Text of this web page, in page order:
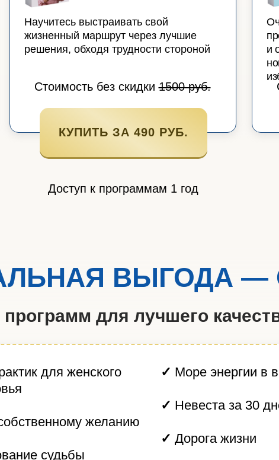
и
Научитесь выстраивать свой
жизненный маршрут через лучшие
решения, обходя трудности стороной
Стоимость без скидки1500 руб.
КУПИТЬ ЗА 490 РУБ.
Доступ к программам 1 год
ВЫГОДА —
программ для лучшего
✓ Море энергии в
✓ Невеста за 30
✓ Дорога жизни
для женского
желанию
судьбы